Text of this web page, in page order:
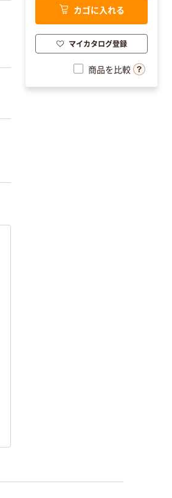
カゴに入れる
マイカタログ登録
商品を比較